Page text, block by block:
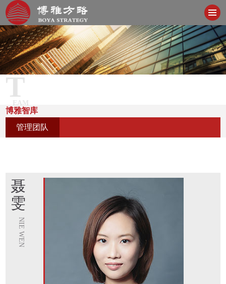
T
EAM
博雅智库
管理团队
聂
雯
NIE WEN